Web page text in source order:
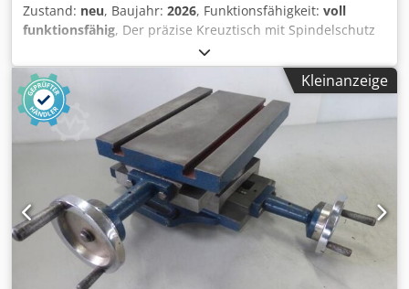
Zustand: neu, Baujahr: 2026, Funktionsfähigkeit: voll
funktionsfähig, Der präzise Kreuztisch mit Spindelschutz
und Schwalbenschwanzführungen verbessert die
Steifigkeit des Tisches erheblich und ermöglicht die
Eliminierung von Spiel in den Vorschüben. Beschreibung
des Kreuztisches: * Der Kreuztisch ist robust aus
hochwertigen Materialien gefertigt. * Er unterstützt ideal
Arbeiten an Bohrmaschinen, Fräsmaschinen usw.,
wodurch eine präzise Positionierung beim Aufbohren oder
Bohren erreicht wird. * Der Spindelschutz verhindert, dass
Späne in den Arbeitsmechanismus des Vorschubs
gelangen. Djdpfx Akovu Tqyebjkr * Ein zusätzlicher Vorteil
des Tisches ist die Skala, die einen einfachen Überblick
über die Position des Tisches in der X- und Y-Achse
ermöglicht. * Nonius: 2,0 mm/0,01 mm
Kleinanzeige